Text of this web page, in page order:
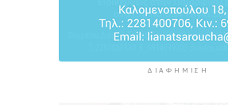
ΔΙΑΦΉΜΙΣΗ